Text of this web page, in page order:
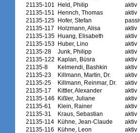
21135-101
Held, Philip
aktiv
21135-151
Hennch, Thomas
aktiv
21135-125 Hofer, Stefan
21135-117
Holzmann, Alisa
aktiv
21135-135 Huang, Elisabeth
aktiv
21135-153 Huber, Lino
aktiv
21135-28
Junk, Philipp
aktiv
21135-122 Kaplan, Büsra
aktiv
21135-8
Kelmendi, Bashkin
aktiv
21135-23
Killmann, Martin, Dr.
aktiv
21135-25
Killmann, Reinmar, Dr.
aktiv
21135-17
Kittler, Alexander
aktiv
21135-146 Kißler, Juliane
aktiv
21135-61
Klein, Rainer
aktiv
21135-31
Kraus, Sebastian
aktiv
21135-114 Kühne, Jean-Claude
aktiv
21135-116
Kühne, Leon
aktiv